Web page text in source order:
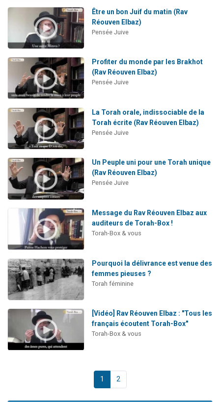
Être un bon Juif du matin (Rav
Réouven Elbaz)
Pensée Juive
Profiter du monde par les Brakhot
(Rav Réouven Elbaz)
Pensée Juive
La Torah orale, indissociable de la
Torah écrite (Rav Réouven Elbaz)
Pensée Juive
Un Peuple uni pour une Torah unique
(Rav Réouven Elbaz)
Pensée Juive
Message du Rav Réouven Elbaz aux
auditeurs de Torah-Box !
Torah-Box & vous
Pourquoi la délivrance est venue des
femmes pieuses ?
Torah féminine
[Vidéo] Rav Réouven Elbaz : "Tous les
français écoutent Torah-Box"
Torah-Box & vous
1 2